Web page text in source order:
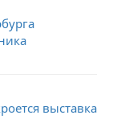
выставка